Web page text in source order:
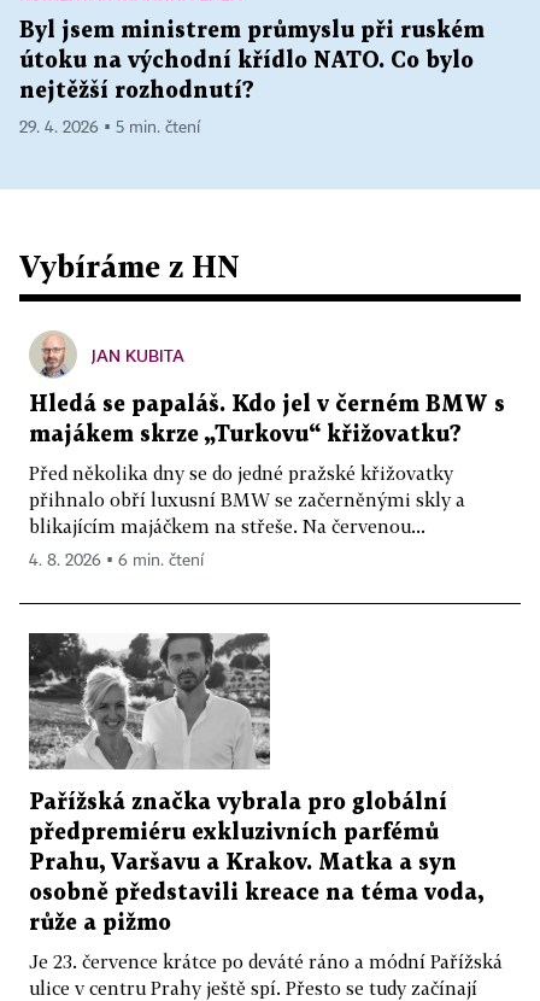
Byl jsem ministrem průmyslu při ruském
útoku na východní křídlo NATO. Co bylo
nejtěžší rozhodnutí?
29. 4. 2026 ▪ 5 min. čtení
Vybíráme z HN
JAN KUBITA
Hledá se papaláš. Kdo jel v černém BMW s
majákem skrze „Turkovu“ křižovatku?
Před několika dny se do jedné pražské křižovatky
přihnalo obří luxusní BMW se začerněnými skly a
blikajícím majáčkem na střeše. Na červenou...
4. 8. 2026 ▪ 6 min. čtení
Pařížská značka vybrala pro globální
předpremiéru exkluzivních parfémů
Prahu, Varšavu a Krakov. Matka a syn
osobně představili kreace na téma voda,
růže a pižmo
Je 23. července krátce po deváté ráno a módní Pařížská
ulice v centru Prahy ještě spí. Přesto se tudy začínají